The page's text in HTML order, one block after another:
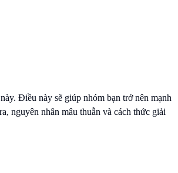
Điều này sẽ giúp nhóm bạn trở nên mạnh
nguyên nhân mâu thuẫn và cách thức giải